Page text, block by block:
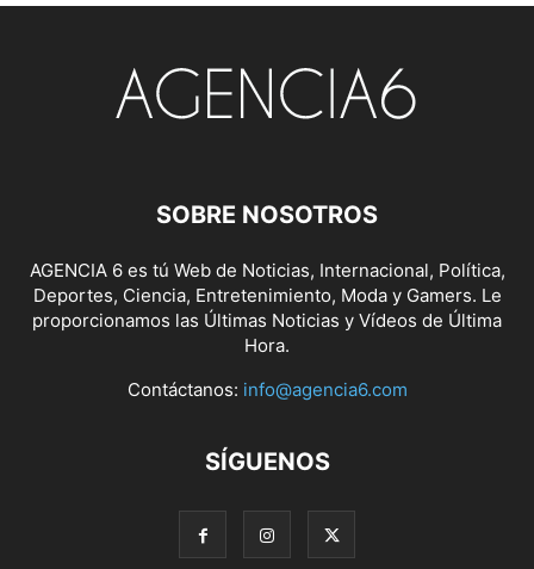
SOBRE NOSOTROS
AGENCIA 6 es tú Web de Noticias, Internacional, Política,
Deportes, Ciencia, Entretenimiento, Moda y Gamers. Le
proporcionamos las Últimas Noticias y Vídeos de Última
Hora.
Contáctanos: info@agencia6.com
SÍGUENOS